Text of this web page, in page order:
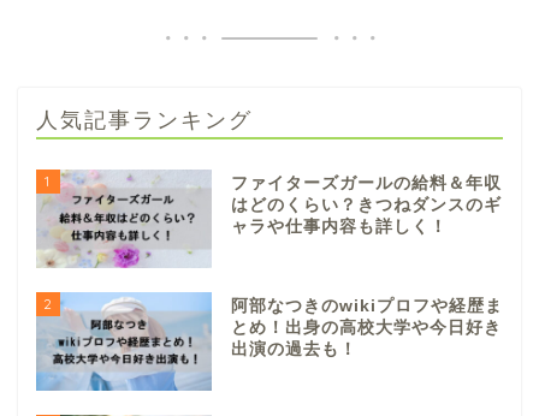
人気記事ランキング
1
ファイターズガールの給料＆年収
はどのくらい？きつねダンスのギ
ャラや仕事内容も詳しく！
2
阿部なつきのwikiプロフや経歴ま
とめ！出身の高校大学や今日好き
出演の過去も！